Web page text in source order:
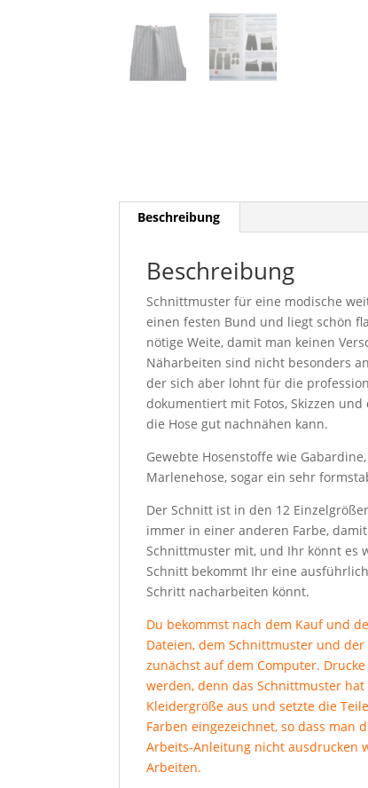
Beschreibung
Beschreibung
Schnittmuster für eine modische
einen festen Bund und liegt schön
nötige Weite, damit man keinen
Näharbeiten sind nicht besonders
der sich aber lohnt für die
dokumentiert mit Fotos, Skizzen
die Hose gut nachnähen kann.
Gewebte Hosenstoffe wie
Marlenehose, sogar ein sehr
Der Schnitt ist in den 12
immer in einer anderen Farbe,
Schnittmuster mit, und Ihr könnt es
Schnitt bekommt Ihr eine
Schritt nacharbeiten könnt.
Du bekommst nach dem Kauf und
Dateien, dem Schnittmuster und
zunächst auf dem Computer.
werden, denn das Schnittmuster
Kleidergröße aus und setzte die
Farben eingezeichnet, so dass man
Arbeits-Anleitung nicht ausdrucken
Arbeiten.